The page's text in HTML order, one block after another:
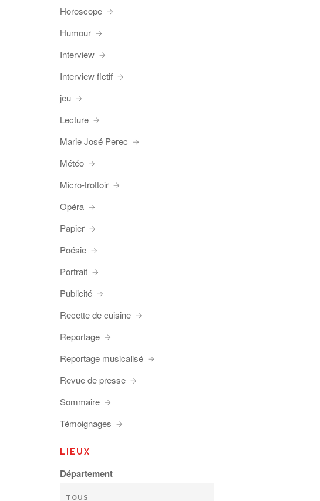
Horoscope
Humour
Interview
Interview fictif
jeu
Lecture
Marie José Perec
Météo
Micro-trottoir
Opéra
Papier
Poésie
Portrait
Publicité
Recette de cuisine
Reportage
Reportage musicalisé
Revue de presse
Sommaire
Témoignages
LIEUX
Département